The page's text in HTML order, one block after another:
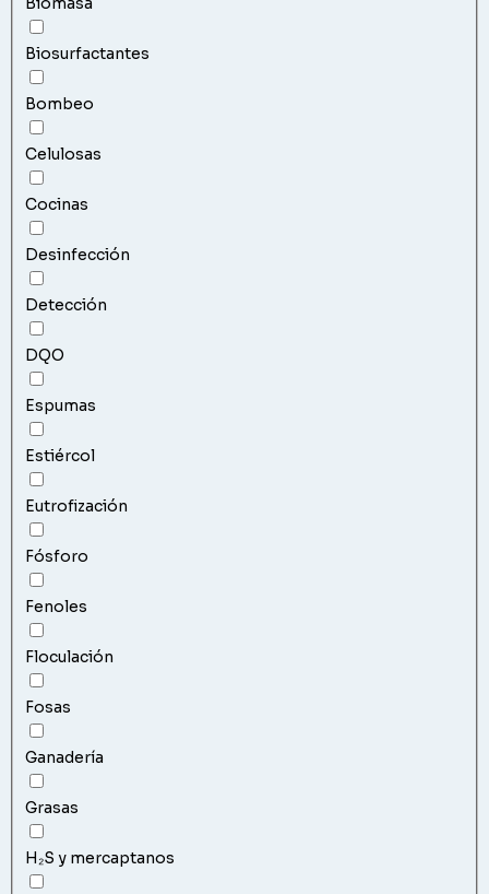
Biosurfactantes
Bombeo
Celulosas
Cocinas
Desinfección
Detección
DQO
Espumas
Estiércol
Eutrofización
Fósforo
Fenoles
Floculación
Fosas
Ganadería
Grasas
H₂S y mercaptanos